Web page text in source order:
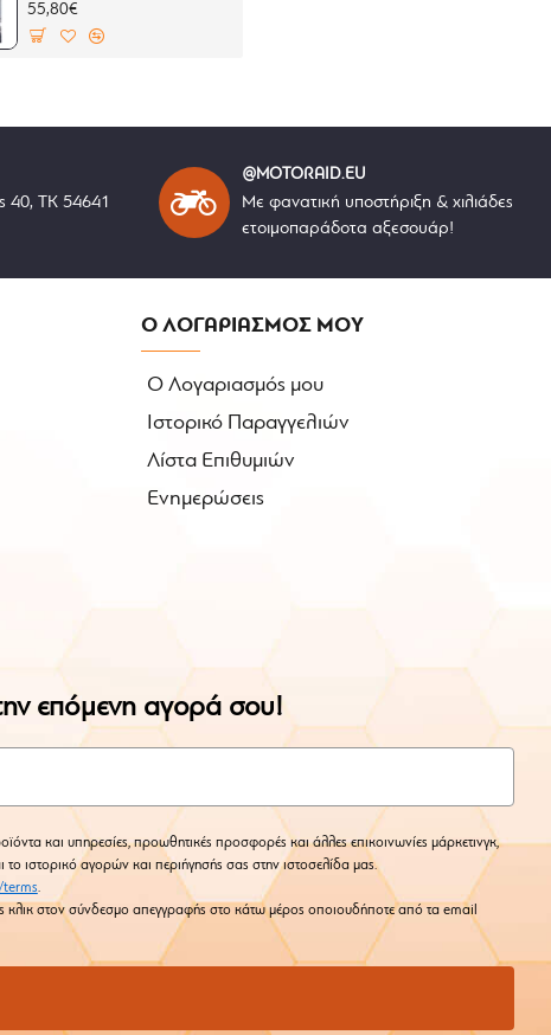
55,80€
40, ΤΚ 54641
@MOTORAID.EU
Με φανατική υποστήριξη & χιλιάδες
ετοιμοπαράδοτα αξεσουάρ!
Ο ΛΟΓΑΡΙΑΣΜΟΣ ΜΟΥ
Ο Λογαριασμός μου
Ιστορικό Παραγγελιών
Λίστα Επιθυμιών
Ενημερώσεις
επόμενη αγορά σου!
και υπηρεσίες, προωθητικές προσφορές και άλλες επικοινωνίες μάρκετινγκ,
ιστορικό αγορών και περιήγησής σας στην ιστοσελίδα μας.
.
κλικ στον σύνδεσμο απεγγραφής στο κάτω μέρος οποιουδήποτε από τα email